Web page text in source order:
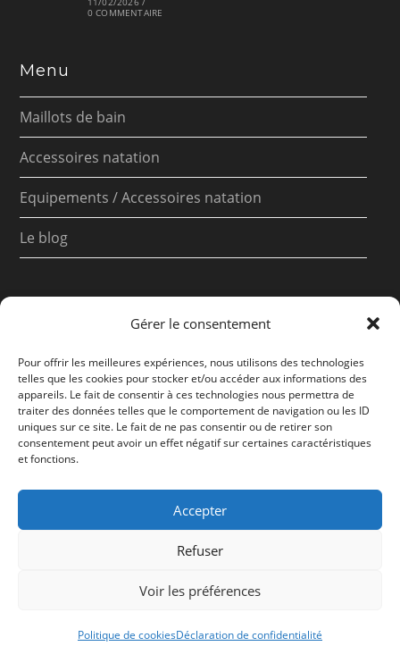
Gérer le consentement
Pour offrir les meilleures expériences, nous utilisons des technologies
telles que les cookies pour stocker et/ou accéder aux informations des
appareils. Le fait de consentir à ces technologies nous permettra de
traiter des données telles que le comportement de navigation ou les ID
uniques sur ce site. Le fait de ne pas consentir ou de retirer son
consentement peut avoir un effet négatif sur certaines caractéristiques
et fonctions.
Accepter
Refuser
Voir les préférences
Politique de cookiesDéclaration de confidentialité
Amazon et d'autres marques.
0 COMMENTAIRE
Menu
Maillots de bain
Accessoires natation
Equipements / Accessoires natation
Le blog
Présentation
Politique d’affiliation
Mentions légales
Politique de confidentialité